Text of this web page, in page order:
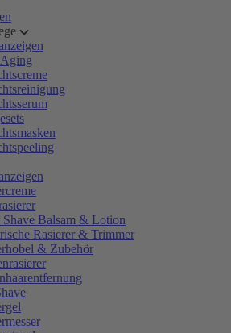
Balsam & Lotion
Rasierer & Trimmer
& Zubehör